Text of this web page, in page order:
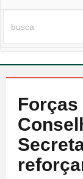
Forças